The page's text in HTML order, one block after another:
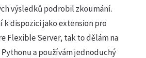
výsledků podrobil zkoumání.
k dispozici jako extension pro
Flexible Server, tak to dělám na
a používám jednoduchý